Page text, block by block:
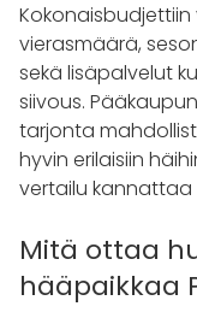
Kokonaisbudjettiin
vierasmäärä,
sekä lisäpalvelut
siivous.
tarjonta
hyvin erilaisiin
vertailu
Mitä ottaa
hääpaikkaa